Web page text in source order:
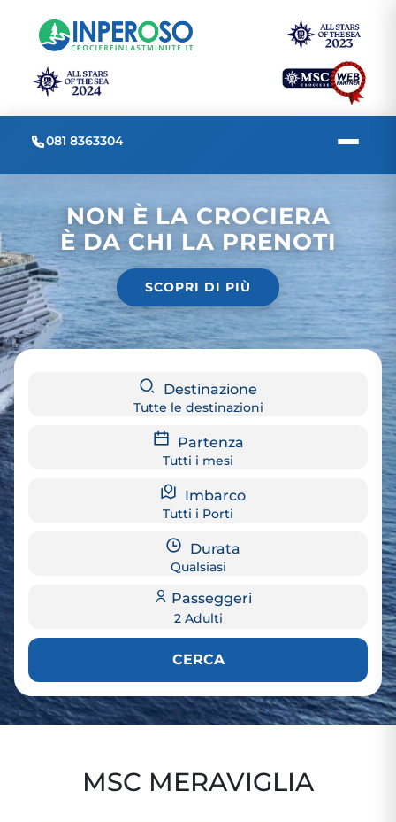
081 8363304
NON È LA CROCIERA
È DA CHI LA PRENOTI
SCOPRI DI PIÙ
Destinazione
Tutte le destinazioni
Partenza
Tutti i mesi
Imbarco
Tutti i Porti
Durata
Qualsiasi
Passeggeri
2 Adulti
CERCA
MSC MERAVIGLIA